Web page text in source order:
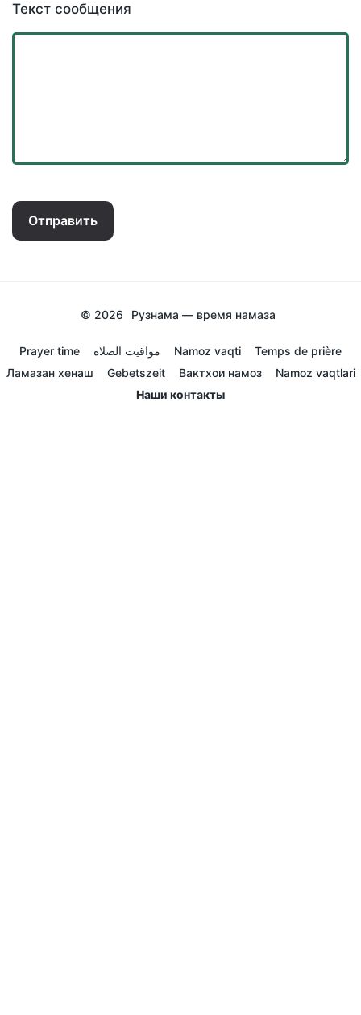
Текст сообщения
Отправить
© 2026 Рузнама — время намаза
Prayer time مواقيت الصلاة Namoz vaqti
Temps de prière
Ламазан хенаш
Gebetszeit Вактхои намоз
Namoz vaqtlari
Наши контакты